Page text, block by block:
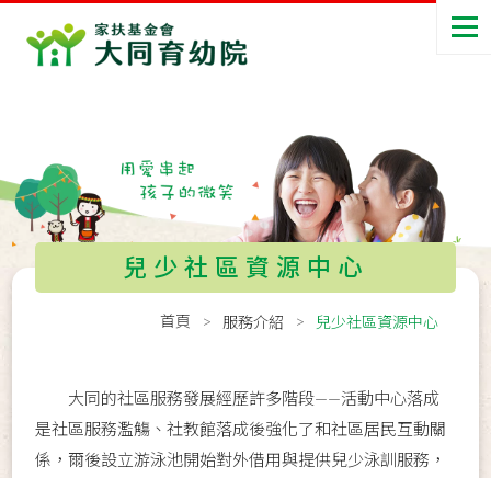
兒少社區資源中心
首頁 服務介紹 兒少社區資源中心
大同的社區服務發展經歷許多階段——活動中心落成
是社區服務濫觴、社教館落成後強化了和社區居民互動關
係，爾後設立游泳池開始對外借用與提供兒少泳訓服務，